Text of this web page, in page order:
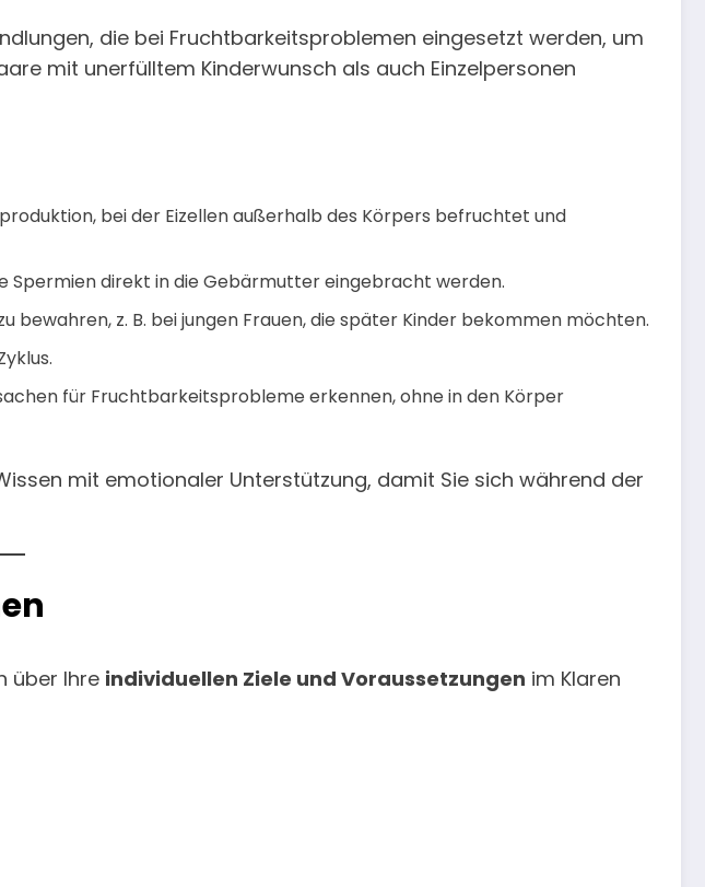
die bei Fruchtbarkeitsproblemen eingesetzt werden, um
mit unerfülltem Kinderwunsch als auch Einzelpersonen
bei der Eizellen außerhalb des Körpers befruchtet und
Spermien direkt in die Gebärmutter eingebracht werden.
bewahren, z. B. bei jungen Frauen, die später Kinder bekommen möchten.
für Fruchtbarkeitsprobleme erkennen, ohne in den Körper
mit emotionaler Unterstützung, damit Sie sich während der
über Ihre individuellen Ziele und Voraussetzungen im Klaren